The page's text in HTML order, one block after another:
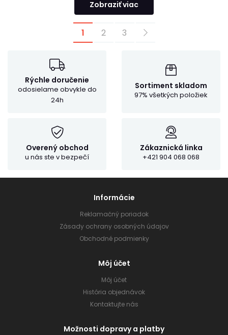
Zobraziť viac
1 2 3
Rýchle doručenie
odosielame obvykle do
24h
Sortiment skladom
97% všetkých položiek
Overený obchod
u nás ste v bezpečí
Zákaznická linka
+421 904 068 068
Informácie
Reklamačný poriadok
Zásady ochrany osobných údajov
Obchodné podmienky
Môj účet
Môj účet
História objednávok
Kontaktujte nás
Možnosti dopravy a platby